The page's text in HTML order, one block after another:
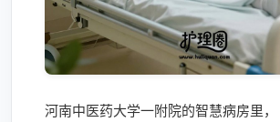
河南中医药大学一附院的智慧病房里，